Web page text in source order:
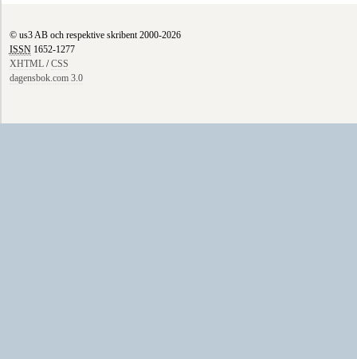
© us3 AB och respektive skribent 2000-2026
ISSN1652-1277
XHTML/CSS
dagensbok.com 3.0